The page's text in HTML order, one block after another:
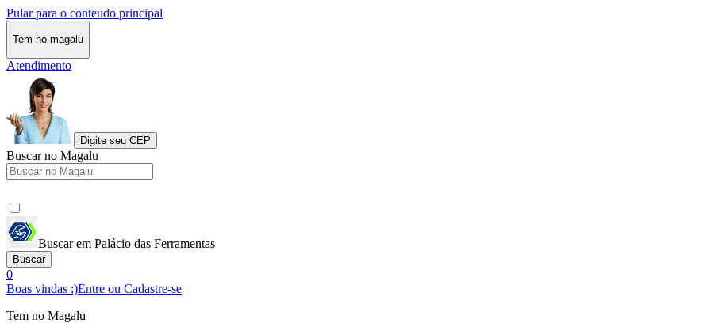
Pular para o conteudo principal
Tem no magalu
Atendimento
Digite seu CEP
Buscar no Magalu
Buscar em Palácio das Ferramentas
Buscar
0
Boas vindas :)Entre ou Cadastre-se
Tem no Magalu